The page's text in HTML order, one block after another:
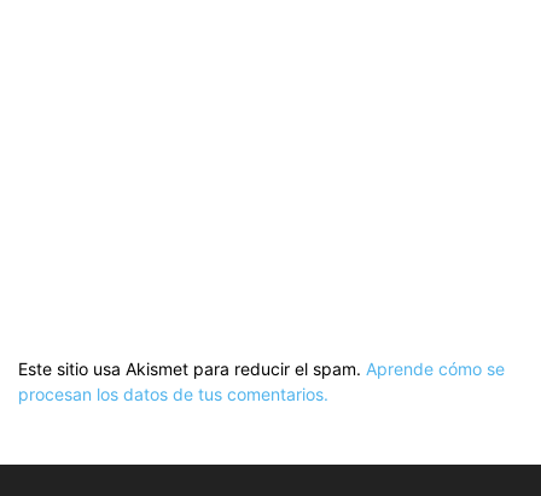
Este sitio usa Akismet para reducir el spam. Aprende cómo se
procesan los datos de tus comentarios.